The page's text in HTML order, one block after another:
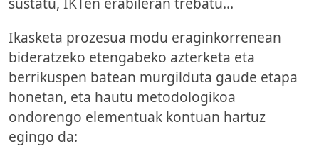
Ikasketa prozesua modu eraginkorrenean
bideratzeko etengabeko azterketa eta
berrikuspen batean murgilduta gaude etapa
honetan, eta hautu metodologikoa
ondorengo elementuak kontuan hartuz
egingo da: